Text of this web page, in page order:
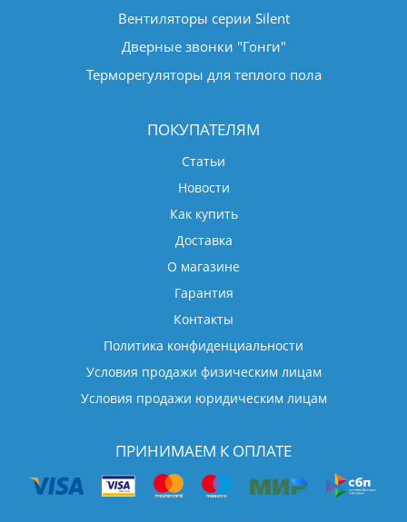
Вентиляторы серии Silent
Дверные звонки "Гонги"
Терморегуляторы для теплого пола
ПОКУПАТЕЛЯМ
Статьи
Новости
Как купить
Доставка
О магазине
Гарантия
Контакты
Политика конфиденциальности
Условия продажи физическим лицам
Условия продажи юридическим лицам
ПРИНИМАЕМ К ОПЛАТЕ